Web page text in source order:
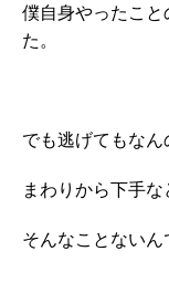
僕自身やったこ
た。
でも逃げてもな
まわりから下手
そんなことないん